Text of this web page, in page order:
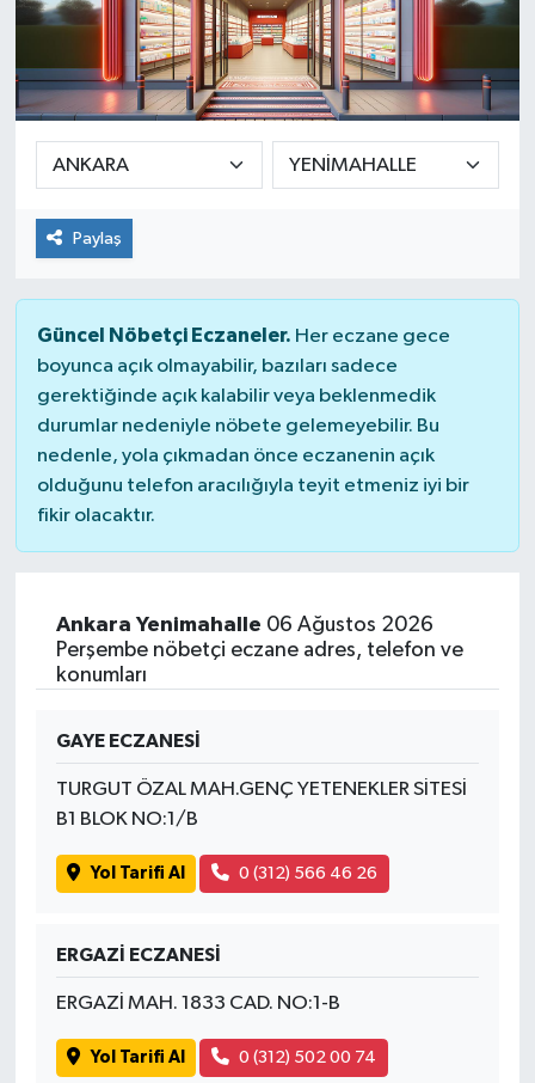
Paylaş
Güncel Nöbetçi Eczaneler. Her eczane gece
boyunca açık olmayabilir, bazıları sadece
gerektiğinde açık kalabilir veya beklenmedik
durumlar nedeniyle nöbete gelemeyebilir. Bu
nedenle, yola çıkmadan önce eczanenin açık
olduğunu telefon aracılığıyla teyit etmeniz iyi bir
fikir olacaktır.
Ankara Yenimahalle 06 Ağustos 2026
Perşembe nöbetçi eczane adres, telefon ve
konumları
GAYE ECZANESİ
TURGUT ÖZAL MAH.GENÇ YETENEKLER SİTESİ
B1 BLOK NO:1/B
Yol Tarifi Al 0 (312) 566 46 26
ERGAZİ ECZANESİ
ERGAZİ MAH. 1833 CAD. NO:1-B
Yol Tarifi Al 0 (312) 502 00 74